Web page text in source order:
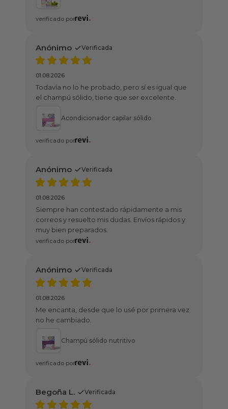
tiene que ser excelente.
capilar sólido
rápidamente a mis
mis dudas. Envíos rápidos y
que lo usé por primera vez
sólido nutritivo